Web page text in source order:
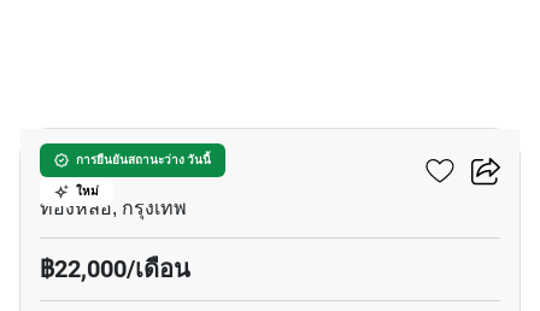
การยืนยันสถานะว่าง วันนี้
ใหม่
คัลเจอร์ ทองหล่อ
ทองหล่อ, กรุงเทพ
฿22,000/เดือน